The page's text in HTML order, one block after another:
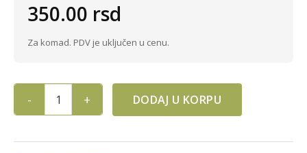
350.00 rsd
Za komad. PDV je uključen u cenu.
PRAVI SOK JABUKA 0.5l quantityDODAJ U KORPU